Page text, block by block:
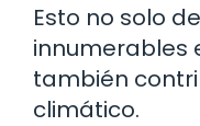
Esto no solo
innumerables
también
climático.